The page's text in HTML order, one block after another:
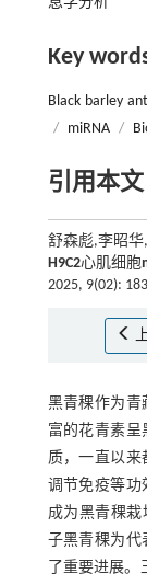
Key
Black barley
/
miRNA /
引用本文
舒森彪,李昭
H9C2心肌细胞
2025, 9(02):
黑青稞作为青
富的花青素
质，一直以来
调节免疫等功
成为黑青稞栽
子黑青稞为代
了重要进展。